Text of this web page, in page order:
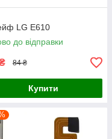
LG E610
до відправки
84 ₴
Купити